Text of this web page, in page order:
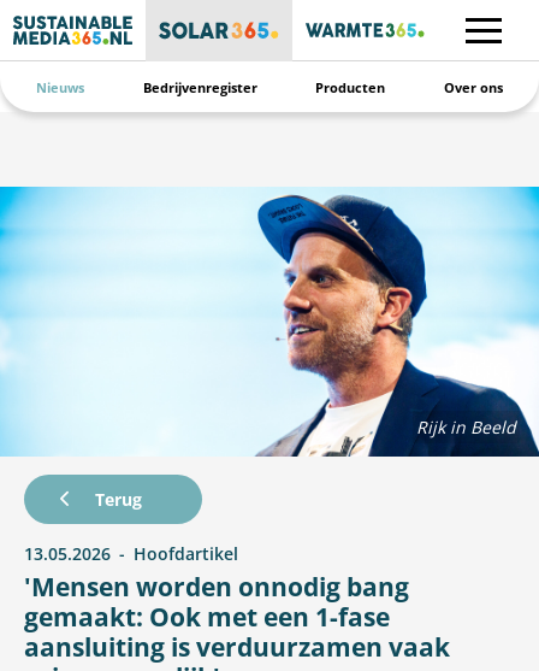
Nieuws Bedrijvenregister Producten Over ons
'Mensen worden onnodig bang
gemaakt: Ook met een 1-fase
aansluiting is verduurzamen vaak
Terug
13.05.2026 Hoofdartikel
Rijk in Beeld